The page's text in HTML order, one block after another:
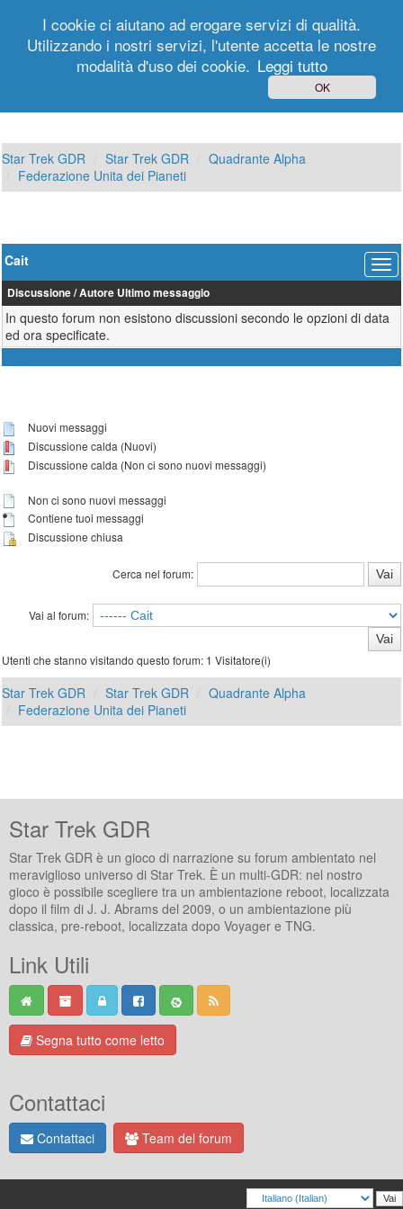
Registrati
Star Trek GDR Star Trek GDR
Quadrante Alpha
Federazione Unita dei Pianeti
Cait
Discussione/Autore Ultimo messaggio
In questo forum non esistono discussioni secondo le opzioni di data
ed ora specificate.
Nuovi messaggi
Discussione calda (Nuovi)
Discussione calda (Non ci sono nuovi messaggi)
Non ci sono nuovi messaggi
Contiene tuoi messaggi
Discussione chiusa
Cerca nel forum:
Vai al forum:
Utenti che stanno visitando questo forum: 1 Visitatore(i)
Star Trek GDR Star Trek GDR
Quadrante Alpha
Federazione Unita dei Pianeti
Star Trek GDR
Star Trek GDR è un gioco di narrazione su forum ambientato nel
meraviglioso universo di Star Trek. È un multi-GDR: nel nostro
gioco è possibile scegliere tra un ambientazione reboot, localizzata
dopo il film di J. J. Abrams del 2009, o un ambientazione più
classica, pre-reboot, localizzata dopo Voyager e TNG.
Link Utili
Segna tutto come letto
Contattaci
Contattaci Team del forum
I cookie ci aiutano ad erogare servizi di qualità.
Utilizzando i nostri servizi, l'utente accetta le nostre
modalità d'uso dei cookie. Leggi tutto
OK